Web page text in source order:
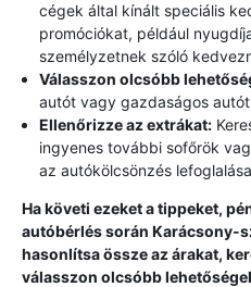
cégek által kínált speciális
promóciókat, például
személyzetnek szóló
Válasszon olcsóbb
autót vagy gazdaságos
Ellenőrizze az extrákat:
ingyenes további sofőrök
az autókölcsönzés
Ha követi ezeket a tippeket,
autóbérlés során Karácsony-
hasonlítsa össze az árakat,
válasszon olcsóbb